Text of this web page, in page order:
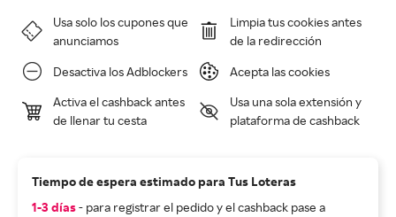
Usa solo los cupones que
anunciamos
Limpia tus cookies antes
de la redirección
Desactiva los Adblockers Acepta las cookies
Activa el cashback antes
de llenar tu cesta
Usa una sola extensión y
plataforma de cashback
Tiempo de espera estimado para Tus Loteras
1-3 días- para registrar el pedido y el cashback pase a